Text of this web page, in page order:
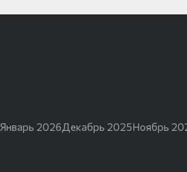
Январь 2026 Декабрь 2025Ноябрь